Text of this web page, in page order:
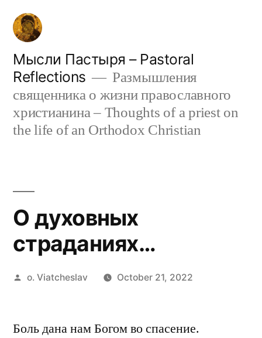
Skip
content
Мысли Пастыря – Pastoral
Reflections
Размышления
священника о жизни православного
христианина – Thoughts of a priest on
the life of an Orthodox Christian
О духовных
страданиях…
Posted
o. Viatcheslav October 21, 2022
Боль дана нам Богом во спасение.